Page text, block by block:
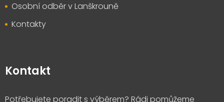
Osobní odběr v Lanškrouně
Kontakty
Kontakt